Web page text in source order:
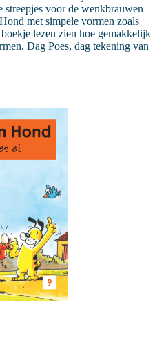
voor de wenkbrauwen
met simpele vormen zoals
lezen zien hoe gemakkelijk
Dag Poes, dag tekening van